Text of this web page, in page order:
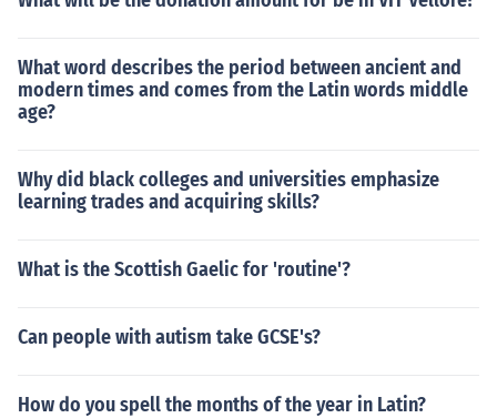
What word describes the period between ancient and
modern times and comes from the Latin words middle
age?
Why did black colleges and universities emphasize
learning trades and acquiring skills?
What is the Scottish Gaelic for 'routine'?
Can people with autism take GCSE's?
How do you spell the months of the year in Latin?